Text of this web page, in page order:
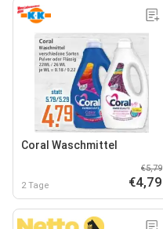
Coral Waschmittel
2 Tage
€5,79
€4,79